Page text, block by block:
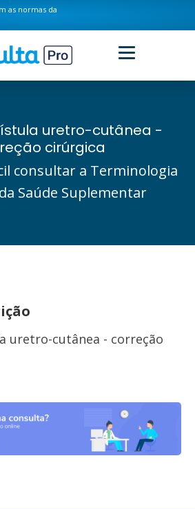
as normas da
uretro-cutânea -
cirúrgica
consultar a Terminologia
Saúde Suplementar
uretro-cutânea - correção